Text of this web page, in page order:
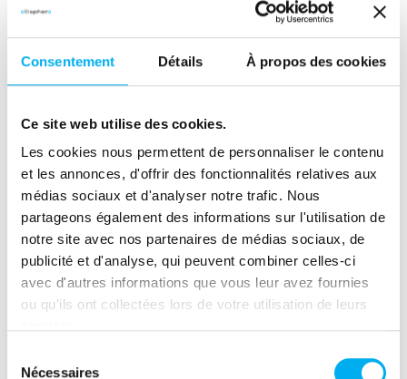
Consentement Détails À propos des cookies
Ce site web utilise des cookies.
Les cookies nous permettent de personnaliser le contenu
et les annonces, d'offrir des fonctionnalités relatives aux
médias sociaux et d'analyser notre trafic. Nous
partageons également des informations sur l'utilisation de
notre site avec nos partenaires de médias sociaux, de
publicité et d'analyse, qui peuvent combiner celles-ci
avec d'autres informations que vous leur avez fournies
ou qu'ils ont collectées lors de votre utilisation de leurs
Nécessaires
Constitution des
natures de tiers à
évaluer et des groupes
homogènes de tiers